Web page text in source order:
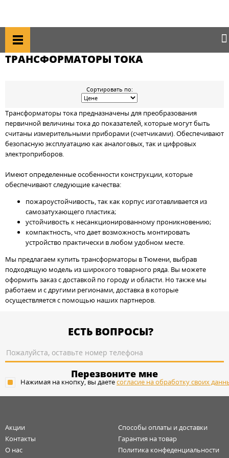
Трансформаторы тока
ТРАНСФОРМАТОРЫ ТОКА
Сортировать по:
Трансформаторы тока предназначены для преобразования
первичной величины тока до показателей, которые могут быть
считаны измерительными приборами (счетчиками). Обеспечивают
безопасную эксплуатацию как аналоговых, так и цифровых
электроприборов.
Имеют определенные особенности конструкции, которые
обеспечивают следующие качества:
пожароустойчивость, так как корпус изготавливается из
самозатухающего пластика;
устойчивость к несанкционированному проникновению;
компактность, что дает возможность монтировать
устройство практически в любом удобном месте.
Мы предлагаем купить трансформаторы в Тюмени, выбрав
подходящую модель из широкого товарного ряда. Вы можете
оформить заказ с доставкой по городу и области. Но также мы
работаем и с другими регионами, доставка в которые
осуществляется с помощью наших партнеров.
ЕСТЬ ВОПРОСЫ?
Перезвоните мне
Нажимая на кнопку, вы даетесогласие на обработку своих
Акции
Контакты
О нас
Способы оплаты и доставки
Гарантия на товар
Политика конфеденциальности